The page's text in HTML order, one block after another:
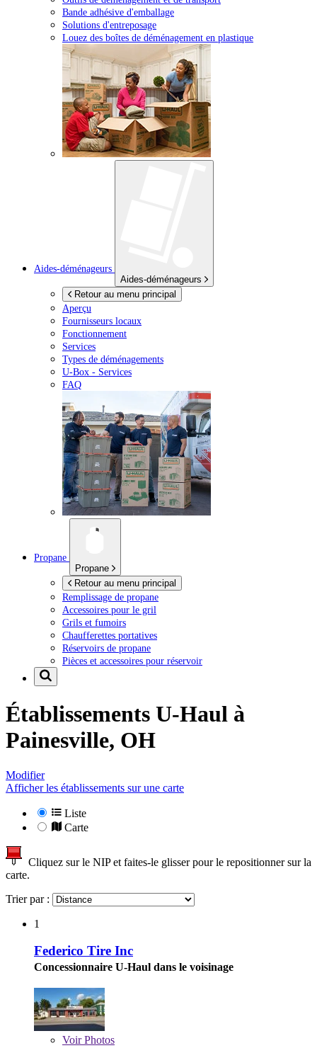
Bande adhésive d'emballage
Solutions d'entreposage
Louez des boîtes de déménagement en plastique
Aides-déménageurs
Aides-déménageurs
Retour au menu principal
Aperçu
Fournisseurs locaux
Fonctionnement
Services
Types de déménagements
U-Box - Services
FAQ
Propane
Propane
Retour au menu principal
Remplissage de propane
Accessoires pour le gril
Grils et fumoirs
Chaufferettes portatives
Réservoirs de propane
Pièces et accessoires pour réservoir
Établissements U-Haul à
Painesville, OH
Modifier
Afficher les établissements sur une carte
Liste
Carte
Cliquez sur le NIP et faites-le glisser pour le repositionner sur la
carte.
Trier par :
1
Federico Tire Inc
Concessionnaire U-Haul dans le voisinage
VoirPhotos